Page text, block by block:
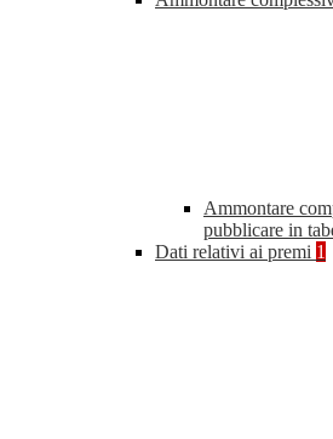
Ammontare
pubblicare in
Dati relativi ai premi 1